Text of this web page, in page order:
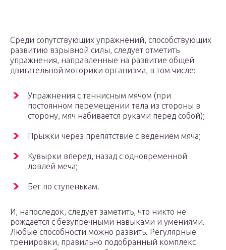
Среди сопутствующих упражнений, способствующих
развитию взрывной силы, следует отметить
упражнения, направленные на развитие общей
двигательной моторики организма, в том числе:
Упражнения с теннисным мячом (при
постоянном перемещении тела из стороны в
сторону, мяч набивается руками перед собой);
Прыжки через препятствие с ведением мяча;
Кувырки вперед, назад с одновременной
ловлей меча;
Бег по ступенькам.
И, напоследок, следует заметить, что никто не
рождается с безупречными навыками и умениями.
Любые способности можно развить. Регулярные
тренировки, правильно подобранный комплекс